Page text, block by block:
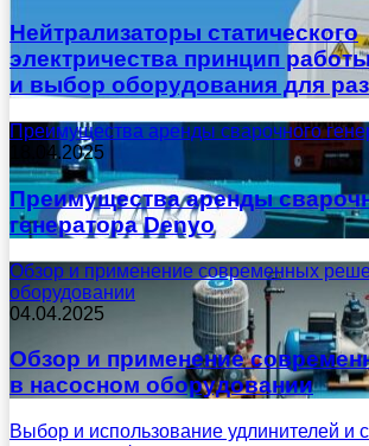
Нейтрализаторы статического
электричества принцип
и выбор оборудования для
Преимущества аренды сварочного
18.04.2025
Преимущества аренды
генератора Denyo
Обзор и применение современных
оборудовании
04.04.2025
Обзор и применение
в насосном оборудовании
Выбор и использование удлинителей и